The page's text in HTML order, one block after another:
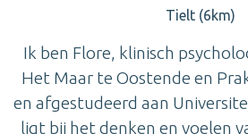
Tielt (6km)
Ik ben Flore, klinisch
Het Maar te Oostende en
en afgestudeerd aan
ligt bij het denken en voelen